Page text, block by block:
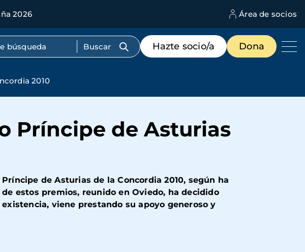
2026 Área de socios
completo
Menú
de
destacados
Hazte socio/a Dona
2010
Príncipe de Asturias
de Asturias de la Concordia 2010, según ha
estos premios, reunido en Oviedo, ha decidido
viene prestando su apoyo generoso y